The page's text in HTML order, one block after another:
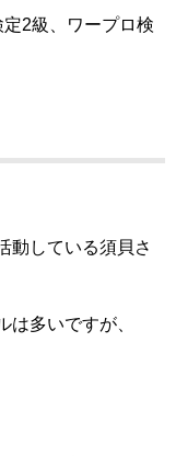
2級、ワープロ検
動している須貝さ
は多いですが、